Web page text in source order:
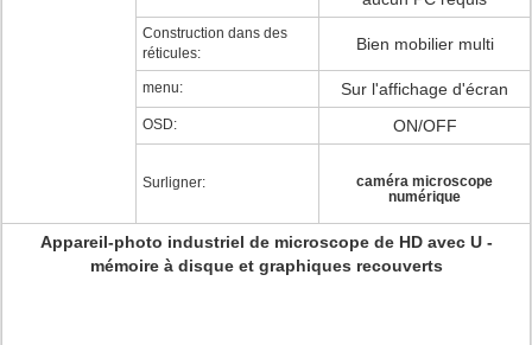
Construction dans des
réticules:
Bien mobilier multi
menu: Sur l'affichage d'écran
OSD: ON/OFF
Surligner:
caméra microscope
numérique
Appareil-photo industriel de microscope de HD avec U -
mémoire à disque et graphiques recouverts